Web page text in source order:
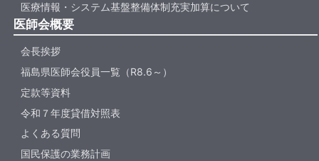
医療情報・システム基盤整備体制充実加算について
医師会概要
会長挨拶
福島県医師会役員一覧（R8.6～）
定款等資料
令和７年度貸借対照表
よくある質問
国民保護の業務計画